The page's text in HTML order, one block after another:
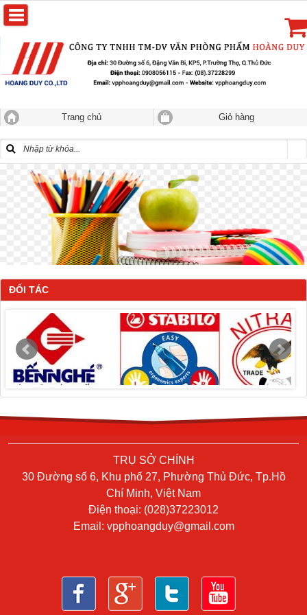
Trang chủ Giỏ hàng
ĐỐI TÁC
TRỤ SỞ CHÍNH
30 Đường số 6, Khu phố 27, Phường Thủ Đức, Tp.Hồ
Chí Minh, Việt Nam
Điện thoại: (028)37223012
Email: vpphoangduy@gmail.com